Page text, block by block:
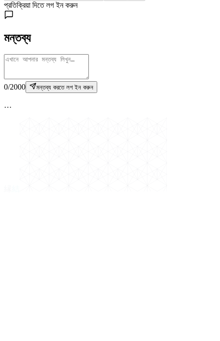
প্রতিক্রিয়া দিতে লগ ইন করুন
মন্তব্য
0/2000 মন্তব্য করতে লগ ইন করুন
…